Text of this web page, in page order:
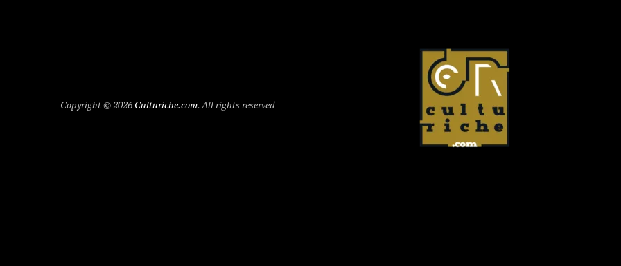
Copyright © 2026 Culturiche.com. All rights reserved